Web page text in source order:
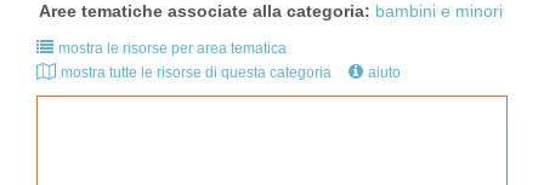
Aree tematiche associate alla categoria bambini e minori
mostra le risorse per area tematica
mostra tutte le risorse di questa categoria
aiuto